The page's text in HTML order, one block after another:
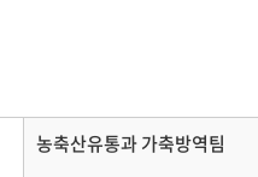
농축산유통과 가축방역팀